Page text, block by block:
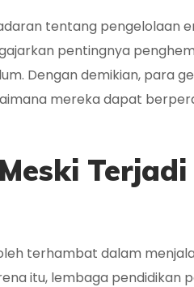
tentang pengelolaan
pentingnya
Dengan demikian, para
mereka dapat
terhambat dalam
itu, lembaga pendidikan